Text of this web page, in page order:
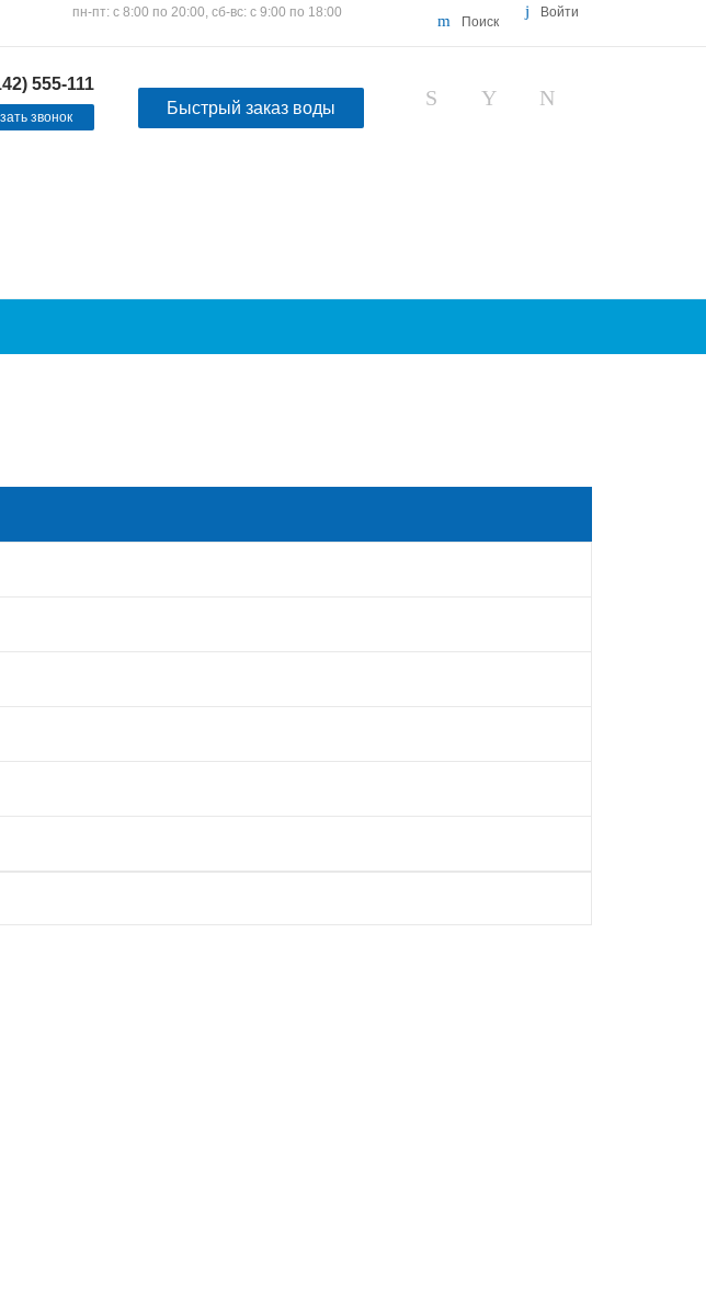
Поиск
Войти
пн-пт: с 8:00 по 20:00, сб-вс: с 9:00 по 18:00
555-111
звонок Быстрый заказ воды